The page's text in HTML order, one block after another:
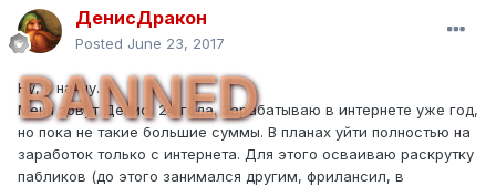
ДенисДракон
Posted June 23, 2017
BANNED
Ну, я начну.
Меня зовут Денис, 24 года. Зарабатываю в интернете уже год,
но пока не такие большие суммы. В планах уйти полностью на
заработок только с интернета. Для этого осваиваю раскрутку
пабликов (до этого занимался другим, фрилансил, в